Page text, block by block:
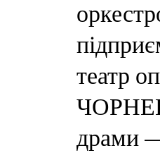
театр
драми